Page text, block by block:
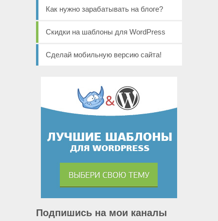
Как нужно зарабатывать на блоге?
Скидки на шаблоны для WordPress
Сделай мобильную версию сайта!
Подпишись на мои каналы